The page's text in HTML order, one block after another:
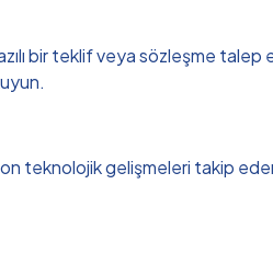
bir teklif veya sözleşme
teknolojik gelişmeleri takip